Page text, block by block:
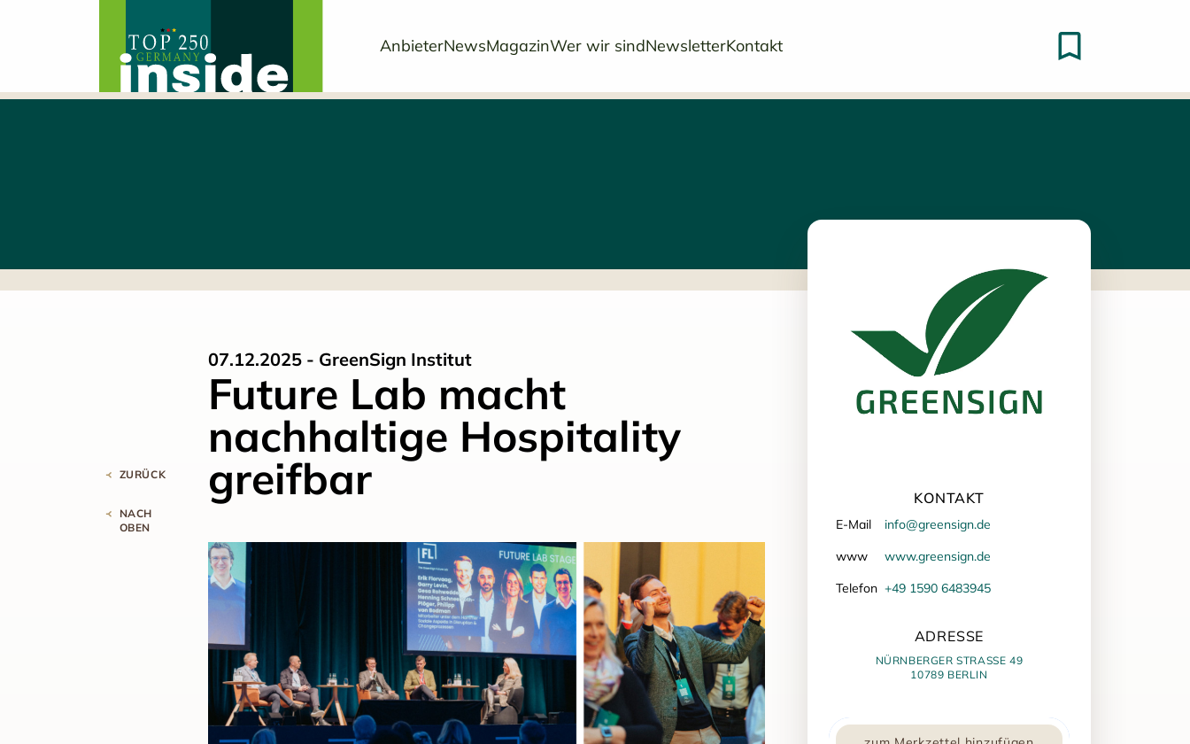
AnbieterNewsMagazinWer wir sindNewsletterKontakt
ZURÜCK
NACH
OBEN
07.12.2025 - GreenSign Institut
Future Lab macht
nachhaltige Hospitality
greifbar
KONTAKT
E-Mail
info@greensign.de
www
www.greensign.de
Telefon +49 1590 6483945
ADRESSE
NÜRNBERGER STRASSE 49
10789 BERLIN